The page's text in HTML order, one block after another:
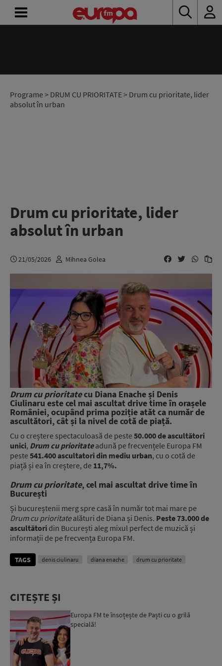
Programe> DRUM CU PRIORITATE> Drum cu prioritate, lider
absolut în urban
Drum cu prioritate, lider
absolut în urban
21/05/2026 Mihnea Golea
Drum cu prioritatecu Diana Enache și Denis
Ciulinaru este cel mai ascultat drive time în orașele
României, ocupând prima poziție atăt ca număr de
ascultători, cât și la nivel de cotă de piață.
Cu o creștere spectaculoasă de peste50.000 de ascultători
unici, Drum cu prioritate adună pe frecvențele Europa FM
peste541.400 ascultatori din mediu urban, cu o cotă de
piață și ea în creștere, de 11,7%.
Drum cu prioritate, cel mai ascultat drive time în
București
Și bucureștenii merg spre casă în număr tot mai mare pe
Drum cu prioritatealături de Diana și Denis. Peste 73.000 de
ascultători din București aleg mixul perfect de muzică și
informații de pe frecvența Europa FM.
TAGS denis ciulinaru diana enache drum cu prioritate
CITEȘTE ȘI
Europa FM te însoțește de Paști cu o grilă
specială!
RADIO